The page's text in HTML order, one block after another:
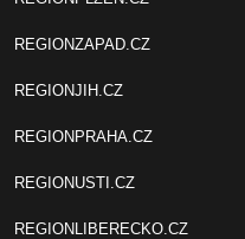
REGIONZAPAD.CZ
REGIONJIH.CZ
REGIONPRAHA.CZ
REGIONUSTI.CZ
REGIONLIBERECKO.CZ